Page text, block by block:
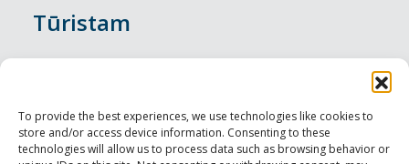
To provide the best experiences, we use technologies like cookies to
store and/or access device information. Consenting to these
technologies will allow us to process data such as browsing behavior or
Tūristam
Nakšņošana
Vietas maltītei